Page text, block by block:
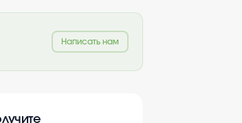
Написать нам